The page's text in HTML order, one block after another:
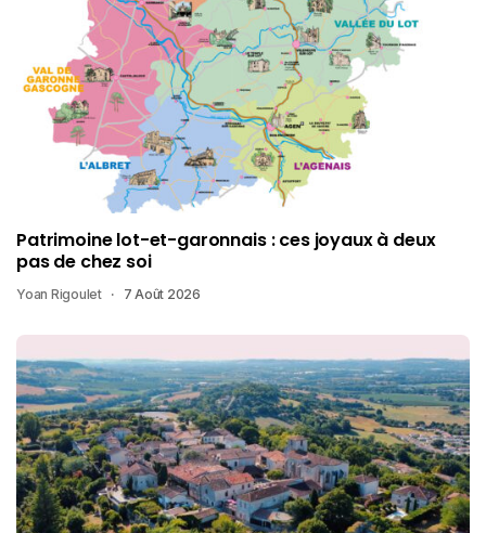
Patrimoine lot-et-garonnais : ces joyaux à deux
pas de chez soi
Yoan Rigoulet 7 Août 2026